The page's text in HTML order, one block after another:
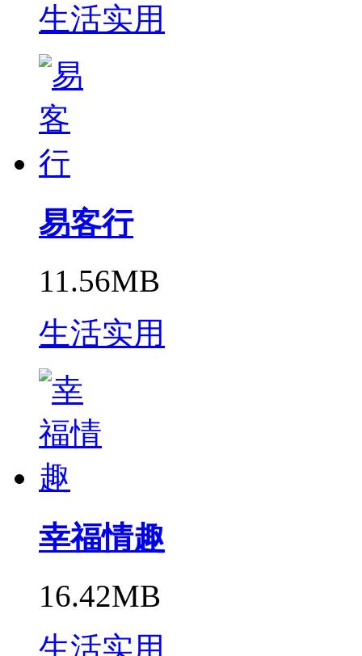
生活实用
易客行
11.56MB
生活实用
幸福情趣
16.42MB
生活实用